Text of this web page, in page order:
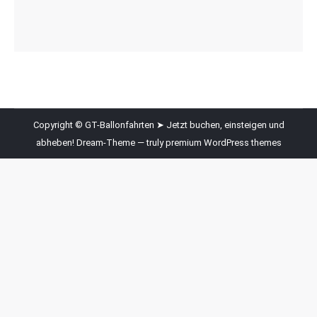
Copyright © GT-Ballonfahrten ➤ Jetzt buchen, einsteigen und
abheben! Dream-Theme — trulypremium WordPress themes